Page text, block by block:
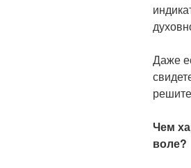
Даже
Чем
воле?